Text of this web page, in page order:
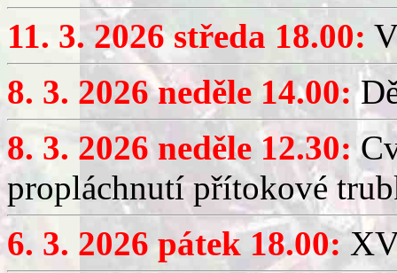
11. 3. 2026 středa 18.00:
8. 3. 2026 neděle 14.00:
8. 3. 2026 neděle 12.30:
propláchnutí přítokové
6. 3. 2026 pátek 18.00: